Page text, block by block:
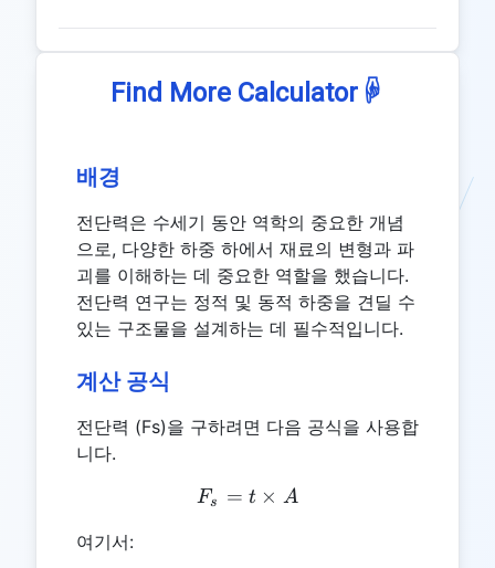
Find More Calculator ☟
배경
전단력은 수세기 동안 역학의 중요한 개념
으로, 다양한 하중 하에서 재료의 변형과 파
괴를 이해하는 데 중요한 역할을 했습니다.
전단력 연구는 정적 및 동적 하중을 견딜 수
있는 구조물을 설계하는 데 필수적입니다.
계산 공식
전단력 (Fs)을 구하려면 다음 공식을 사용합
니다.
F_s = t \times A
Fs = t × A
여기서: